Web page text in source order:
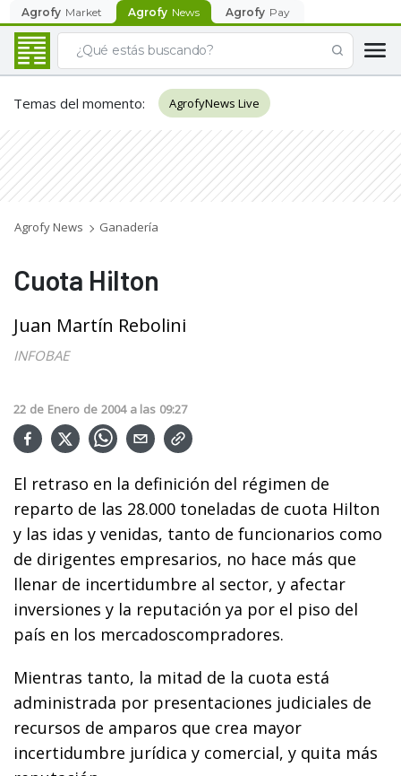
Agrofy Market Agrofy News Agrofy Pay
Temas del momento: AgrofyNews Live
Agrofy News Ganadería
Cuota Hilton
Juan Martín Rebolini
INFOBAE
22 de Enero de 2004 a las 09:27
El retraso en la definición del régimen de
reparto de las 28.000 toneladas de cuota Hilton
y las idas y venidas, tanto de funcionarios como
de dirigentes empresarios, no hace más que
llenar de incertidumbre al sector, y afectar
inversiones y la reputación ya por el piso del
país en los mercadoscompradores.
Mientras tanto, la mitad de la cuota está
administrada por presentaciones judiciales de
recursos de amparos que crea mayor
incertidumbre jurídica y comercial, y quita más